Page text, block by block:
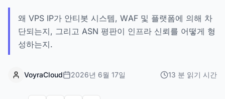
왜 VPS IP가 안티봇 시스템, WAF 및 플랫폼에 의해 차
단되는지, 그리고 ASN 평판이 인프라 신뢰를 어떻게 형
성하는지.
VoyraCloud 2026년 6월 17일 13 분 읽기 시간